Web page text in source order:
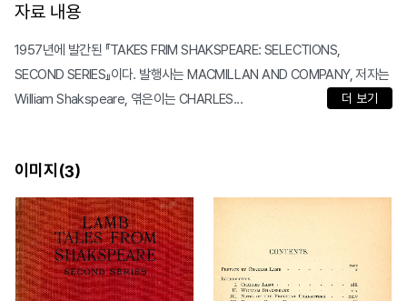
자료 내용
1957년에 발간된 『TAKES FRIM SHAKSPEARE: SELECTIONS,
SECOND SERIES』이다. 발행사는 MACMILLAN AND COMPANY, 저자는
William Shakspeare, 엮은이는 CHARLES...
더 보기
이미지(3)